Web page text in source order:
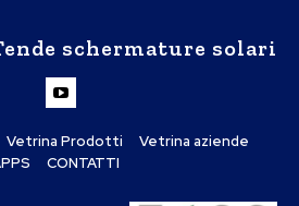
schermature solari
Vetrina Prodotti
Vetrina aziende
CONTATTI